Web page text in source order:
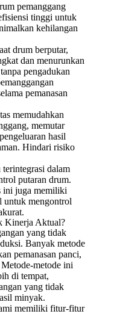
pemanggang
tinggi untuk
kehilangan
drum berputar,
dan menurunkan
pengadukan
pemanasan
memudahkan
memutar
hasil
Hindari risiko
dalam
putaran drum.
ini juga memiliki
untuk mengontrol
Kinerja Aktual?
yang tidak
Banyak metode
pemanasan panci,
metode ini
di tempat,
yang tidak
minyak.
memiliki fitur-fitur